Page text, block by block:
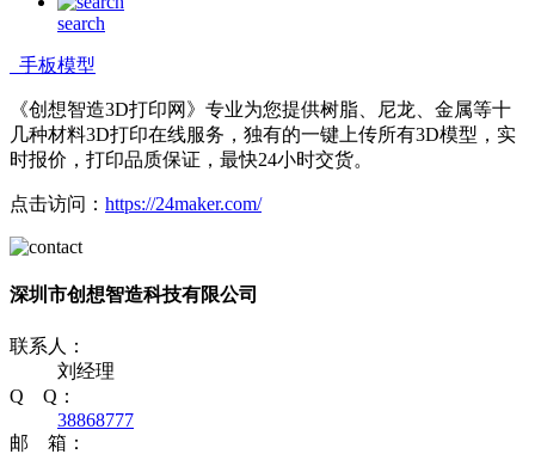
search
手板模型
《创想智造3D打印网》专业为您提供树脂、尼龙、金属等十
几种材料3D打印在线服务，独有的一键上传所有3D模型，实
时报价，打印品质保证，最快24小时交货。
点击访问： https://24maker.com/
深圳市创想智造科技有限公司
联系人：
刘经理
Q Q：
38868777
邮 箱：